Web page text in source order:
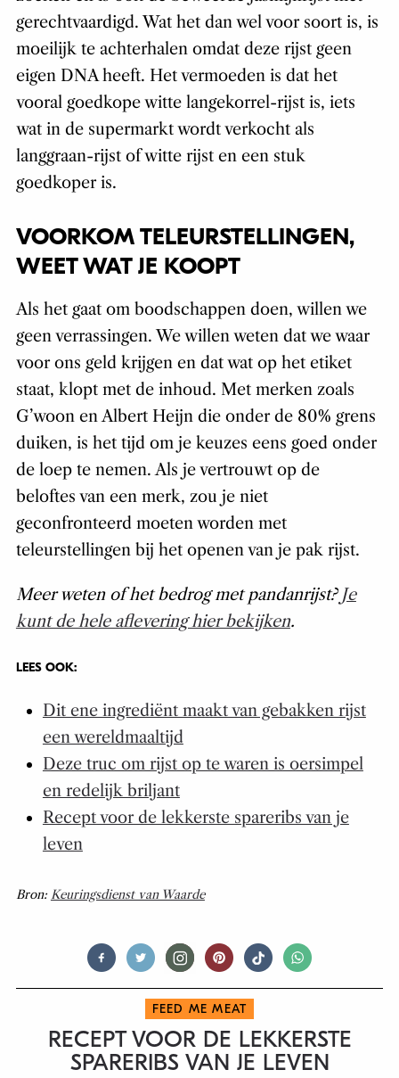
gerechtvaardigd. Wat het dan wel voor soort is, is
moeilijk te achterhalen omdat deze rijst geen
eigen DNA heeft. Het vermoeden is dat het
vooral goedkope witte langekorrel-rijst is, iets
wat in de supermarkt wordt verkocht als
langgraan-rijst of witte rijst en een stuk
goedkoper is.
VOORKOM TELEURSTELLINGEN,
WEET WAT JE KOOPT
Als het gaat om boodschappen doen, willen we
geen verrassingen. We willen weten dat we waar
voor ons geld krijgen en dat wat op het etiket
staat, klopt met de inhoud. Met merken zoals
G’woon en Albert Heijn die onder de 80% grens
duiken, is het tijd om je keuzes eens goed onder
de loep te nemen. Als je vertrouwt op de
beloftes van een merk, zou je niet
geconfronteerd moeten worden met
teleurstellingen bij het openen van je pak rijst.
Meer weten of het bedrog met pandanrijst? Je
kunt de hele aflevering hier bekijken.
LEES OOK:
Dit ene ingrediënt maakt van gebakken rijst
een wereldmaaltijd
Deze truc om rijst op te waren is oersimpel
en redelijk briljant
Recept voor de lekkerste spareribs van je
leven
Bron:Keuringsdienst van Waarde
FEED ME MEAT
RECEPT VOOR DE LEKKERSTE
SPARERIBS VAN JE LEVEN